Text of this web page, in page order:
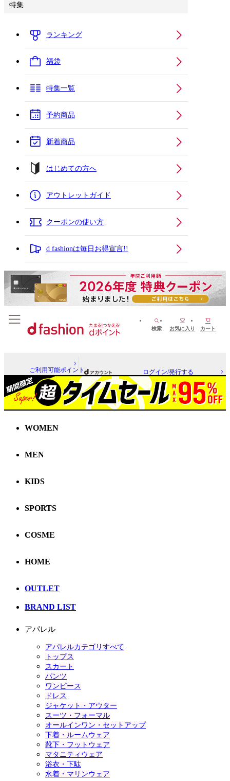
特集
ランキング
福袋
特集一覧
予約商品
新着商品
はじめての方へ
アウトレットガイド
クーポンの使い方
d fashionは毎日お得宣言!!
検索 お気に入り カート
ご利用可能ポイント ログイン/発行する
WOMEN
MEN
KIDS
SPORTS
COSME
HOME
OUTLET
BRAND LIST
アパレル
アパレルカテゴリすべて
トップス
スカート
パンツ
ワンピース
ドレス
ジャケット・アウター
スーツ・フォーマル
オールインワン・セットアップ
下着・ルームウェア
靴下・フットウェア
マタニティウェア
浴衣・下駄
水着・マリンウェア